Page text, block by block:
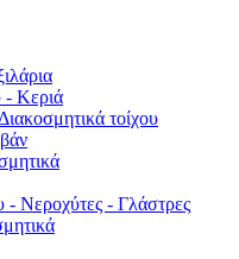
Κεριά
τοίχου
- Νεροχύτες - Γλάστρες